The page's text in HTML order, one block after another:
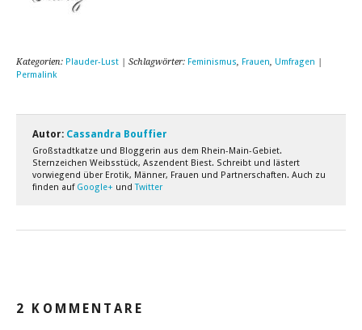
Kategorien: Plauder-Lust | Schlagwörter: Feminismus, Frauen, Umfragen |
Permalink
Autor: Cassandra Bouffier
Großstadtkatze und Bloggerin aus dem Rhein-Main-Gebiet.
Sternzeichen Weibsstück, Aszendent Biest. Schreibt und lästert
vorwiegend über Erotik, Männer, Frauen und Partnerschaften. Auch zu
finden auf Google+ undTwitter
2 KOMMENTARE